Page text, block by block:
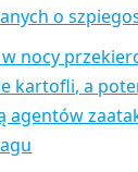
o
nocy
kartofli, a
agentów